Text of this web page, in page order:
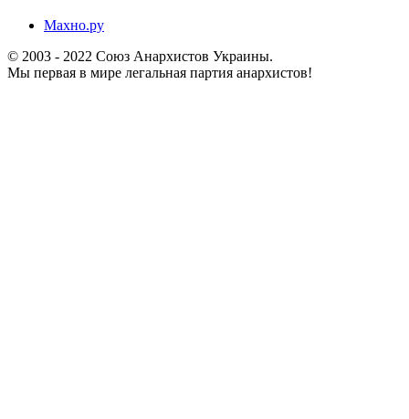
Махно.ру
© 2003 - 2022 Союз Анархистов Украины.
Мы первая в мире легальная партия анархистов!